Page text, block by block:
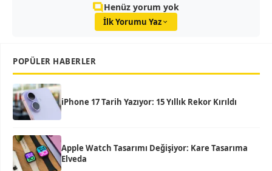
Henüz yorum yok
İlk Yorumu Yaz
POPÜLER HABERLER
iPhone 17 Tarih Yazıyor: 15 Yıllık Rekor Kırıldı
Apple Watch Tasarımı Değişiyor: Kare Tasarıma
Elveda